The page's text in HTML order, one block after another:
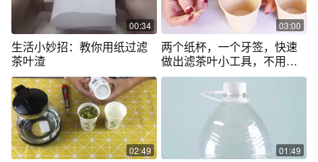
00:34
生活小妙招：教你用纸过滤
茶叶渣
03:00
两个纸杯，一个牙签，快速
做出滤茶叶小工具，不用担
心喝到茶叶了
02:49 01:49